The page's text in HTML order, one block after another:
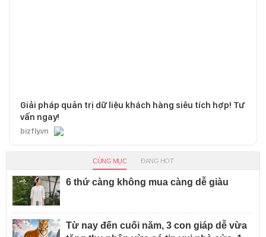
Giải pháp quản trị dữ liệu khách hàng siêu tích hợp! Tư
vấn ngay!
bizfly.vn
CÙNG MỤC ĐANG HOT
6 thứ càng không mua càng dễ giàu
Từ nay đến cuối năm, 3 con giáp dễ vừa